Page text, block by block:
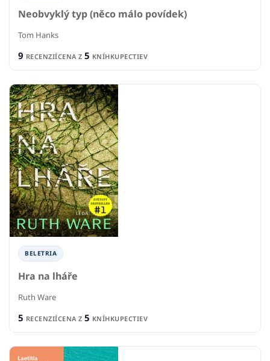
Neobvyklý typ (něco málo povídek)
Tom Hanks
9 RECENZIÍCENA Z 5 KNÍHKUPECTIEV
BELETRIA
Hra na lháře
Ruth Ware
5 RECENZIÍCENA Z 5 KNÍHKUPECTIEV